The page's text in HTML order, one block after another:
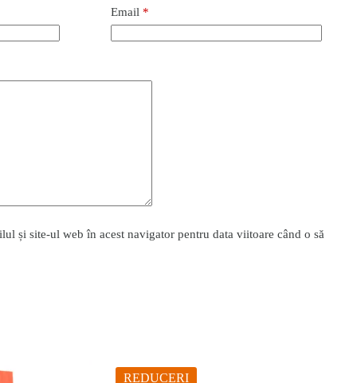
Email *
și site-ul web în acest navigator pentru data viitoare când o să
REDUCERI